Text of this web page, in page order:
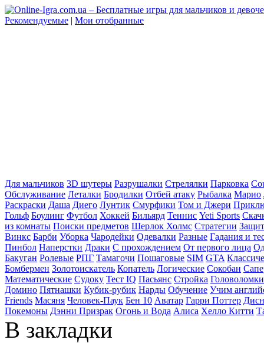
Рекомендуемые | Мои отобранные
Для мальчиков 3D шутеры Разрушалки Стрелялки Парковка
Обслуживание Леталки Бродилки Отбей атаку Рыбалка Марио
Раскраски Даша Диего Лунтик Смурфики Том и Джери
Гольф Боулинг Футбол Хоккей Бильярд Теннис Yeti Sports
из комнаты Поиски предметов Шерлок Холмс Стратегии
Винкс Барби Уборка Чародейки Одевалки Разные Гадания и
Пинбол Наперстки Драки С прохождением От первого лица
Бакуган Ролевые РПГ Тамагочи Пошаговые SIM GTA
Бомбермен Золотоискатель Копатель Логические Сокобан
Математические Судоку Тест IQ Пасьянс Стройка Головоломки
Домино Пятнашки Кубик-рубик Нарды Обучение Учим
Friends Масяня Человек-Паук Бен 10 Аватар Гарри Поттер
Покемоны Дэнни Призрак Огонь и Вода Алиса Хелло Китти
В закладки